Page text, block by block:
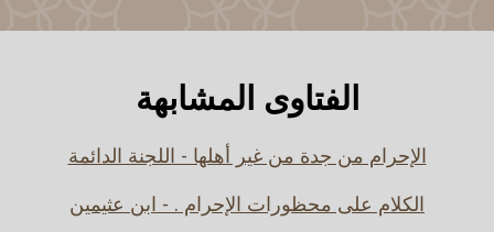
الفتاوى المشابهة
الإحرام من جدة من غير أهلها - اللجنة الدائمة
الكلام على محظورات الإحرام . - ابن عثيمين